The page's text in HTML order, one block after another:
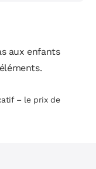
aux enfants
– le prix de